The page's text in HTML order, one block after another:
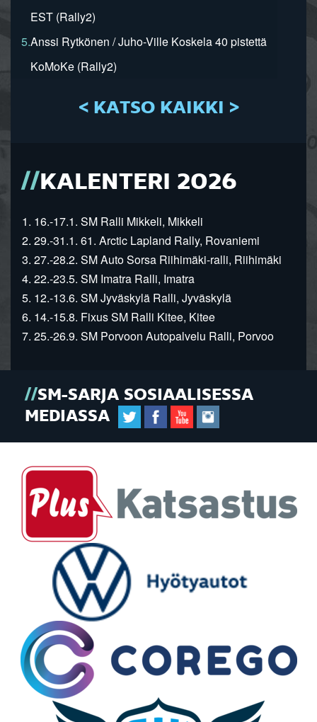
EST (Rally2)
5.Anssi Rytkönen / Juho-Ville Koskela 40 pistettä
KoMoKe (Rally2)
< KATSO KAIKKI >
KALENTERI 2026
1. 16.-17.1. SM Ralli Mikkeli, Mikkeli
2. 29.-31.1. 61. Arctic Lapland Rally, Rovaniemi
3. 27.-28.2. SM Auto Sorsa Riihimäki-ralli, Riihimäki
4. 22.-23.5. SM Imatra Ralli, Imatra
5. 12.-13.6. SM Jyväskylä Ralli, Jyväskylä
6. 14.-15.8. Fixus SM Ralli Kitee, Kitee
7. 25.-26.9. SM Porvoon Autopalvelu Ralli, Porvoo
SM-SARJA SOSIAALISESSA
MEDIASSA